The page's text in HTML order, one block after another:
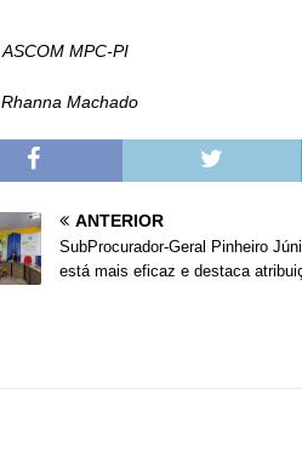
ASCOM MPC-PI
Rhanna Machado
ANTERIOR
SubProcurador-Geral Pinheiro
está mais eficaz e destaca